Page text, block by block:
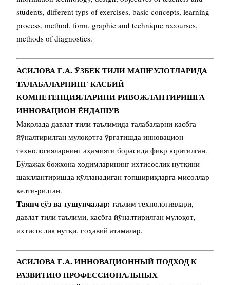
students, different typs of exercises, basic concepts, learning
process, method, form, graphic and technique recourses,
methods of diagnostics.
АСИЛОВА Г.А. ЎЗБЕК ТИЛИ МАШҒУЛОТЛАРИДА
ТАЛАБАЛАРНИНГ КАСБИЙ
КОМПЕТЕНЦИЯЛАРИНИ РИВОЖЛАНТИРИШГА
ИННОВАЦИОН ЁНДАШУВ
Мақолада давлат тили таълимида талабаларни касбга
йўналтирилган мулоқотга ўргатишда инновацион
технологияларнинг аҳамияти борасида фикр юритилган.
Бўлажак божхона ходимларининг ихтисослик нутқини
шакллантиришда қўлланадиган топшириқларга мисоллар
келти-рилган.
Таянч сўз ва тушунчалар: таълим технологиялари,
давлат тили таълими, касбга йўналтирилган мулоқот,
ихтисослик нутқи, соҳавий атамалар.
АСИЛОВА Г.А. ИННОВАЦИОННЫЙ ПОДХОД К
РАЗВИТИЮ ПРОФЕССИОНАЛЬНЫХ